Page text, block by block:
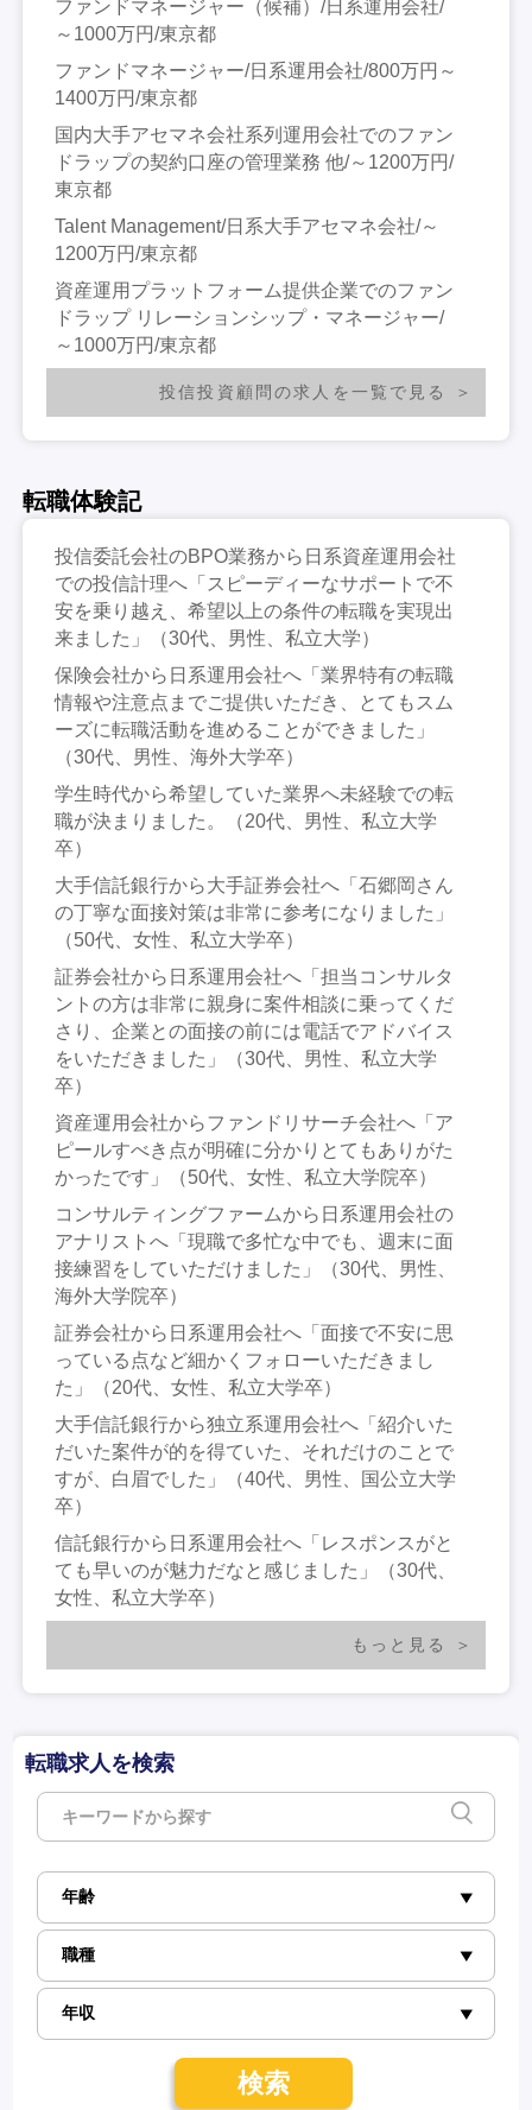
ファンドマネージャー（候補）/日系運用会社/
～1000万円/東京都
ファンドマネージャー/日系運用会社/800万円～
1400万円/東京都
国内大手アセマネ会社系列運用会社でのファン
ドラップの契約口座の管理業務 他/～1200万円/
東京都
Talent Management/日系大手アセマネ会社/～
1200万円/東京都
資産運用プラットフォーム提供企業でのファン
ドラップ リレーションシップ・マネージャー/
～1000万円/東京都
投信投資顧問の求人を一覧で見る
転職体験記
投信委託会社のBPO業務から日系資産運用会社
での投信計理へ「スピーディーなサポートで不
安を乗り越え、希望以上の条件の転職を実現出
来ました」（30代、男性、私立大学）
保険会社から日系運用会社へ「業界特有の転職
情報や注意点までご提供いただき、とてもスム
ーズに転職活動を進めることができました」
（30代、男性、海外大学卒）
学生時代から希望していた業界へ未経験での転
職が決まりました。（20代、男性、私立大学
卒）
大手信託銀行から大手証券会社へ「石郷岡さん
の丁寧な面接対策は非常に参考になりました」
（50代、女性、私立大学卒）
証券会社から日系運用会社へ「担当コンサルタ
ントの方は非常に親身に案件相談に乗ってくだ
さり、企業との面接の前には電話でアドバイス
をいただきました」（30代、男性、私立大学
卒）
資産運用会社からファンドリサーチ会社へ「ア
ピールすべき点が明確に分かりとてもありがた
かったです」（50代、女性、私立大学院卒）
コンサルティングファームから日系運用会社の
アナリストへ「現職で多忙な中でも、週末に面
接練習をしていただけました」（30代、男性、
海外大学院卒）
証券会社から日系運用会社へ「面接で不安に思
っている点など細かくフォローいただきまし
た」（20代、女性、私立大学卒）
大手信託銀行から独立系運用会社へ「紹介いた
だいた案件が的を得ていた、それだけのことで
すが、白眉でした」（40代、男性、国公立大学
卒）
信託銀行から日系運用会社へ「レスポンスがと
ても早いのが魅力だなと感じました」（30代、
女性、私立大学卒）
もっと見る
転職求人を検索
検索